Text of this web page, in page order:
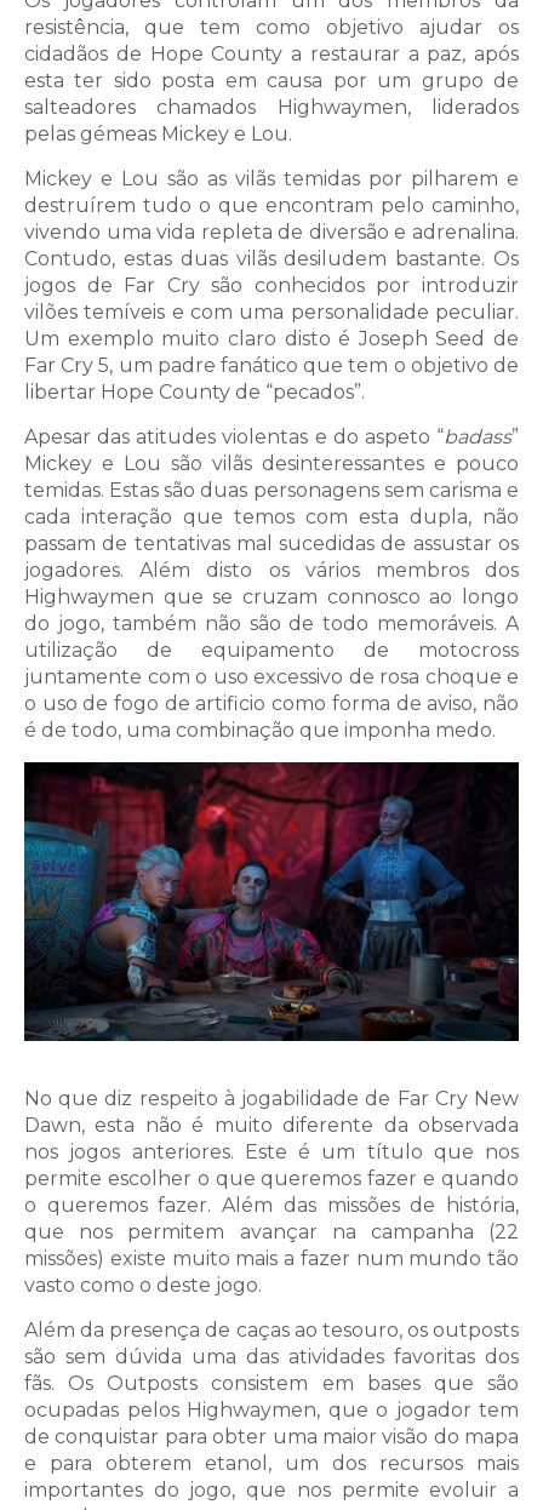
resistência, que tem como objetivo ajudar os
cidadãos de Hope County a restaurar a paz, após
esta ter sido posta em causa por um grupo de
salteadores chamados Highwaymen, liderados
pelas gémeas Mickey e Lou.
Mickey e Lou são as vilãs temidas por pilharem e
destruírem tudo o que encontram pelo caminho,
vivendo uma vida repleta de diversão e adrenalina.
Contudo, estas duas vilãs desiludem bastante. Os
jogos de Far Cry são conhecidos por introduzir
vilões temíveis e com uma personalidade peculiar.
Um exemplo muito claro disto é Joseph Seed de
Far Cry 5, um padre fanático que tem o objetivo de
libertar Hope County de “pecados”.
Apesar das atitudes violentas e do aspeto “badass”
Mickey e Lou são vilãs desinteressantes e pouco
temidas. Estas são duas personagens sem carisma e
cada interação que temos com esta dupla, não
passam de tentativas mal sucedidas de assustar os
jogadores. Além disto os vários membros dos
Highwaymen que se cruzam connosco ao longo
do jogo, também não são de todo memoráveis. A
utilização de equipamento de motocross
juntamente com o uso excessivo de rosa choque e
o uso de fogo de artificio como forma de aviso, não
é de todo, uma combinação que imponha medo.
No que diz respeito à jogabilidade de Far Cry New
Dawn, esta não é muito diferente da observada
nos jogos anteriores. Este é um título que nos
permite escolher o que queremos fazer e quando
o queremos fazer. Além das missões de história,
que nos permitem avançar na campanha (22
missões) existe muito mais a fazer num mundo tão
vasto como o deste jogo.
Além da presença de caças ao tesouro, os outposts
são sem dúvida uma das atividades favoritas dos
fãs. Os Outposts consistem em bases que são
ocupadas pelos Highwaymen, que o jogador tem
de conquistar para obter uma maior visão do mapa
e para obterem etanol, um dos recursos mais
importantes do jogo, que nos permite evoluir a